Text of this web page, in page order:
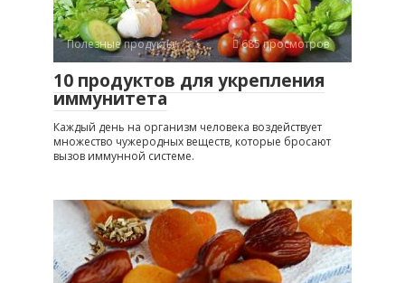
Полезные продукты 685 просмотров
10 продуктов для укрепления
иммунитета
Каждый день на организм человека воздействует
множество чужеродных веществ, которые бросают
вызов иммунной системе.